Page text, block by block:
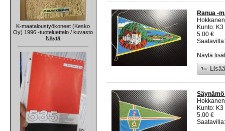
K-maataloustyökoneet (Kesko
Oy) 1996 -tuoteluettelo / kuvasto
Näytä
Ranua -
Kunto:
5.00 €
Näytä
Kunto:
5.00 €